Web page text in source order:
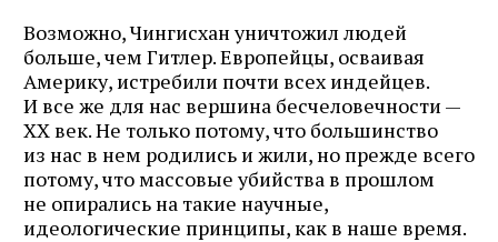
Возможно, Чингисхан уничтожил людей
больше, чем Гитлер. Европейцы, осваивая
Америку, истребили почти всех индейцев.
И все же для нас вершина бесчеловечности —
XX век. Не только потому, что большинство
из нас в нем родились и жили, но прежде всего
потому, что массовые убийства в прошлом
не опирались на такие научные,
идеологические принципы, как в наше время.